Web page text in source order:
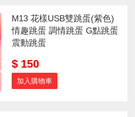
M13 花樣USB雙跳蛋(紫色)
情趣跳蛋 調情跳蛋 G點跳蛋
震動跳蛋
$ 150
加入購物車